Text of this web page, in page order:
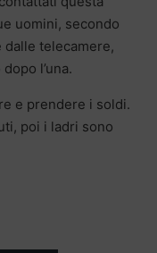
uomini, secondo
telecamere,
l’una.
e prendere i soldi.
poi i ladri sono